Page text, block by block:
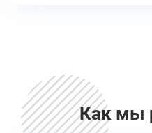
Как мы